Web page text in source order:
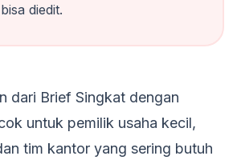
diedit.
dari Brief Singkat dengan
untuk pemilik usaha kecil,
tim kantor yang sering butuh